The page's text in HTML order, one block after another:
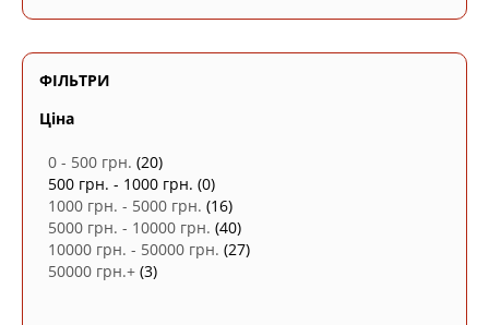
ФІЛЬТРИ
Ціна
0 - 500 грн. (20)
500 грн. - 1000 грн. (0)
1000 грн. - 5000 грн. (16)
5000 грн. - 10000 грн. (40)
10000 грн. - 50000 грн. (27)
50000 грн.+ (3)